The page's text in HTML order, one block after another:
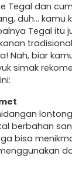
Tegal dan
duh… kamu
Tegal itu
Nah, biar
simak
berbahan
bisa